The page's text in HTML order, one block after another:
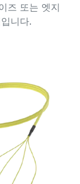
즈 또는 엣지
니다.